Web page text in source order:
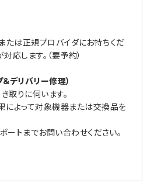
円（税込）
面破損、その他破損の場合4,400
は正規プロバイダにお持ちくだ
応します。（要予約）
デリバリー修理）
りに伺います。
によって対象機器または交換品を
トまでお問い合わせください。
換サービス）
）の申込後、数日でお届けします。
トまでお問い合わせください。